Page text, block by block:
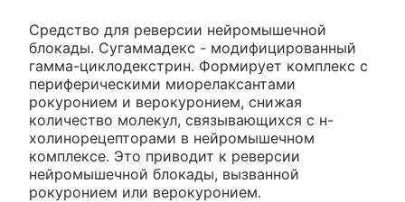
Средство для реверсии нейромышечной
блокады. Сугаммадекс - модифицированный
гамма-циклодекстрин. Формирует комплекс с
периферическими миорелаксантами
рокуронием и верокуронием, снижая
количество молекул, связывающихся с н-
холинорецепторами в нейромышечном
комплексе. Это приводит к реверсии
нейромышечной блокады, вызванной
рокуронием или верокуронием.